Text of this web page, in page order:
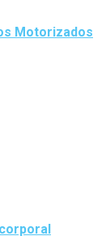
Motorizados